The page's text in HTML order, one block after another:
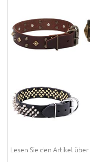
Lesen Sie den Artikel über